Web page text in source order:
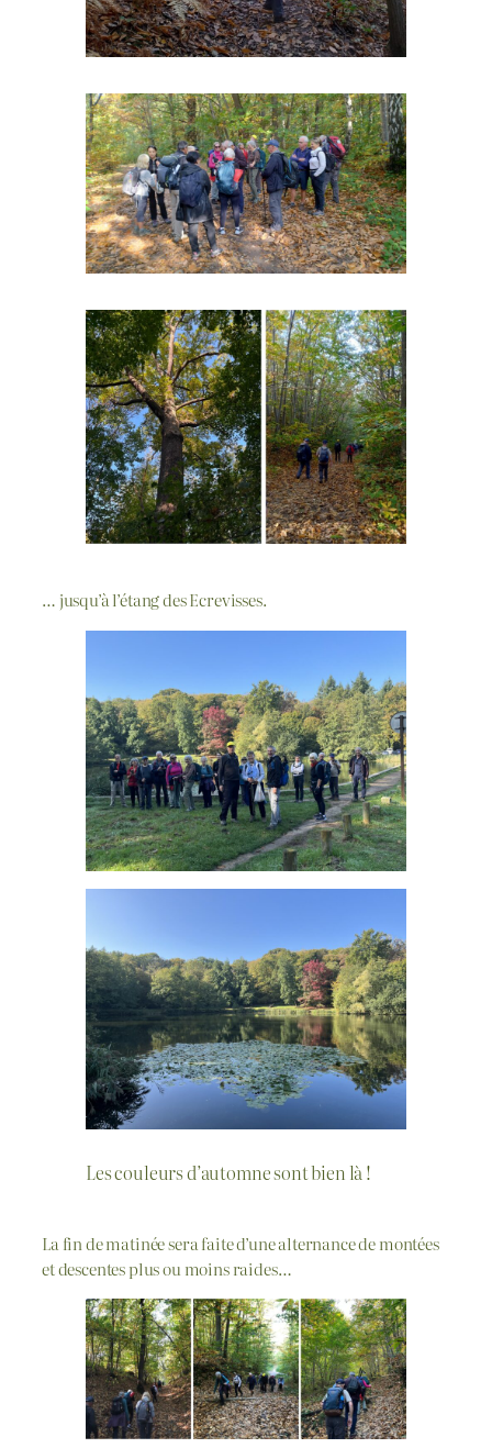
… jusqu’à l’étang des Ecrevisses.
Les couleurs d’automne sont bien là !
La fin de matinée sera faite d’une alternance de montées
et descentes plus ou moins raides…